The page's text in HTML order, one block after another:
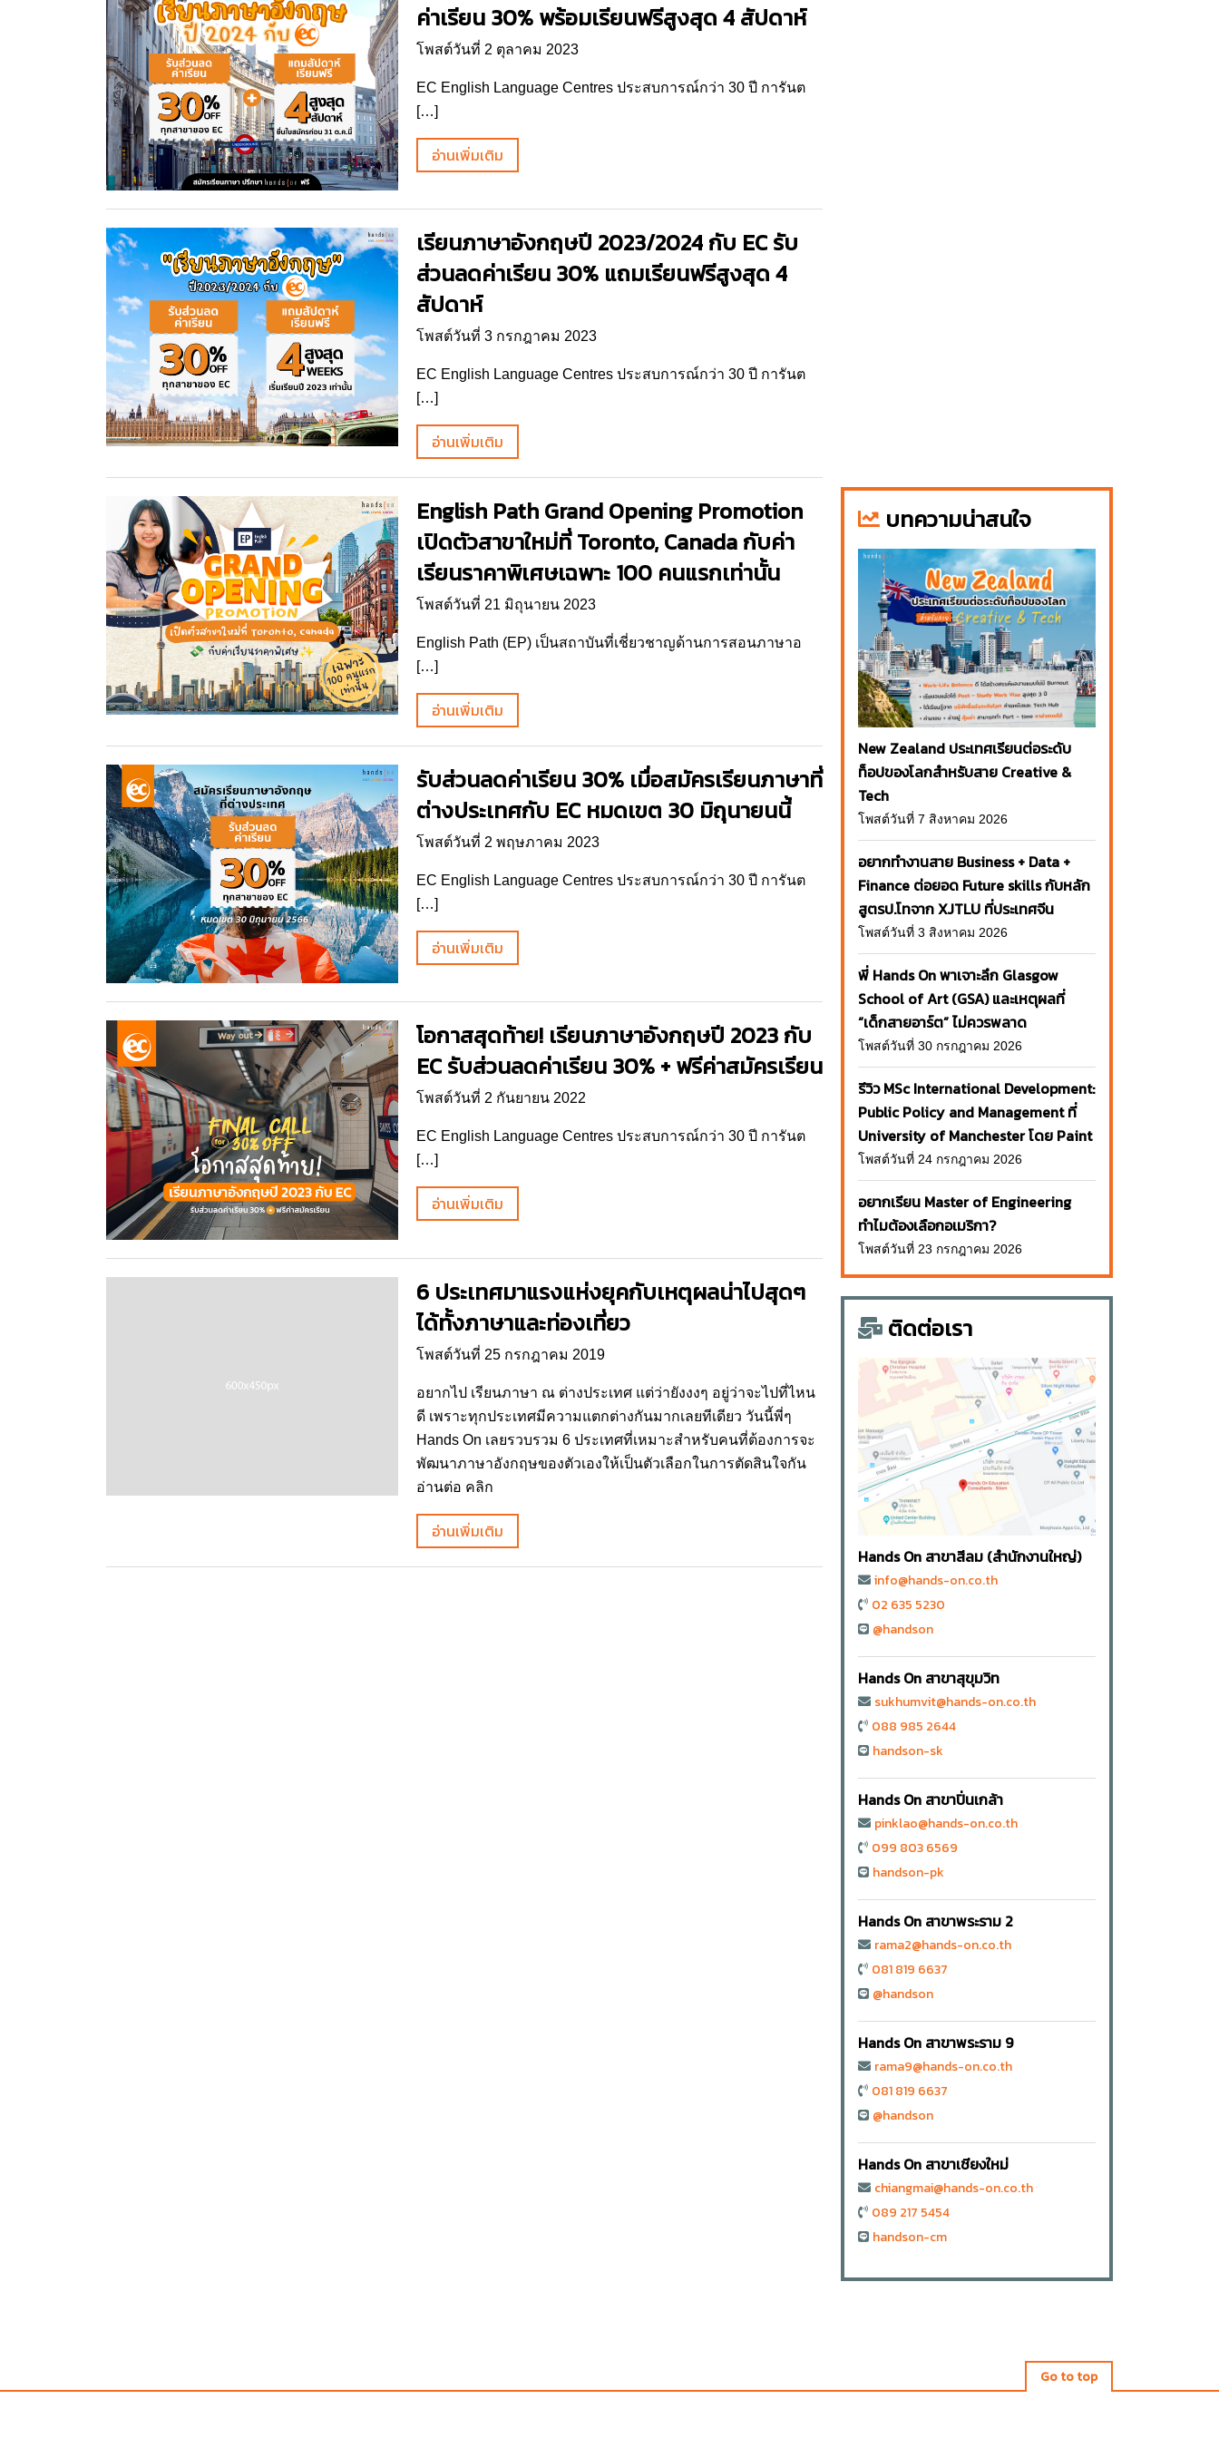
ค่าเรียน 30% พร้อมเรียนฟรีสูงสุด 4 สัปดาห์
โพสต์วันที่ 2 ตุลาคม 2023
EC English Language Centres ประสบการณ์กว่า 30 ปี การันต
[…]
อ่านเพิ่มเติม
เรียนภาษาอังกฤษปี 2023/2024 กับ EC รับ
ส่วนลดค่าเรียน 30% แถมเรียนฟรีสูงสุด 4
สัปดาห์
โพสต์วันที่ 3 กรกฎาคม 2023
EC English Language Centres ประสบการณ์กว่า 30 ปี การันต
[…]
อ่านเพิ่มเติม
English Path Grand Opening Promotion
เปิดตัวสาขาใหม่ที่ Toronto, Canada กับค่า
เรียนราคาพิเศษเฉพาะ 100 คนแรกเท่านั้น
โพสต์วันที่ 21 มิถุนายน 2023
English Path (EP) เป็นสถาบันที่เชี่ยวชาญด้านการสอนภาษาอ
[…]
อ่านเพิ่มเติม
รับส่วนลดค่าเรียน 30% เมื่อสมัครเรียนภาษาที่
ต่างประเทศกับ EC หมดเขต 30 มิถุนายนนี้
โพสต์วันที่ 2 พฤษภาคม 2023
EC English Language Centres ประสบการณ์กว่า 30 ปี การันต
[…]
อ่านเพิ่มเติม
โอกาสสุดท้าย! เรียนภาษาอังกฤษปี 2023 กับ
EC รับส่วนลดค่าเรียน 30% + ฟรีค่าสมัครเรียน
โพสต์วันที่ 2 กันยายน 2022
EC English Language Centres ประสบการณ์กว่า 30 ปี การันต
[…]
อ่านเพิ่มเติม
6 ประเทศมาแรงแห่งยุคกับเหตุผลน่าไปสุดๆ
ได้ทั้งภาษาและท่องเที่ยว
โพสต์วันที่ 25 กรกฎาคม 2019
อยากไป เรียนภาษา ณ ต่างประเทศ แต่ว่ายังงงๆ อยู่ว่าจะไปที่ไหน
ดี เพราะทุกประเทศมีความแตกต่างกันมากเลยทีเดียว วันนี้พี่ๆ
Hands On เลยรวบรวม 6 ประเทศที่เหมาะสำหรับคนที่ต้องการจะ
พัฒนาภาษาอังกฤษของตัวเองให้เป็นตัวเลือกในการตัดสินใจกัน
อ่านต่อ คลิก
อ่านเพิ่มเติม
บทความน่าสนใจ
New Zealand ประเทศเรียนต่อระดับ
ท็อปของโลกสำหรับสาย Creative &
Tech
โพสต์วันที่ 7 สิงหาคม 2026
อยากทำงานสาย Business + Data +
Finance ต่อยอด Future skills กับหลัก
สูตรป.โทจาก XJTLU ที่ประเทศจีน
โพสต์วันที่ 3 สิงหาคม 2026
พี่ Hands On พาเจาะลึก Glasgow
School of Art (GSA) และเหตุผลที่
“เด็กสายอาร์ต” ไม่ควรพลาด
โพสต์วันที่ 30 กรกฎาคม 2026
รีวิว MSc International Development:
Public Policy and Management ที่
University of Manchester โดย Paint
โพสต์วันที่ 24 กรกฎาคม 2026
อยากเรียน Master of Engineering
ทำไมต้องเลือกอเมริกา?
โพสต์วันที่ 23 กรกฎาคม 2026
ติดต่อเรา
Hands On สาขาสีลม (สำนักงานใหญ่)
info@hands-on.co.th
02 635 5230
@handson
Hands On สาขาสุขุมวิท
sukhumvit@hands-on.co.th
088 985 2644
handson-sk
Hands On สาขาปิ่นเกล้า
pinklao@hands-on.co.th
099 803 6569
handson-pk
Hands On สาขาพระราม 2
rama2@hands-on.co.th
081 819 6637
@handson
Hands On สาขาพระราม 9
rama9@hands-on.co.th
081 819 6637
@handson
Hands On สาขาเชียงใหม่
chiangmai@hands-on.co.th
089 217 5454
handson-cm
Go to top